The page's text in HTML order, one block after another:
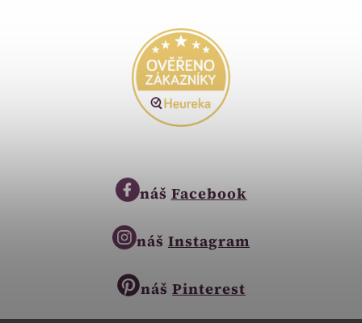
náš Facebook
náš Instagram
náš Pinterest